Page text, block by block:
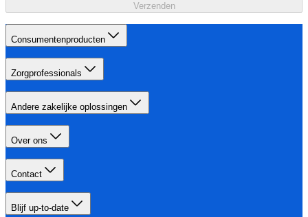
Verzenden
Consumentenproducten
Zorgprofessionals
Andere zakelijke oplossingen
Over ons
Contact
Blijf up-to-date